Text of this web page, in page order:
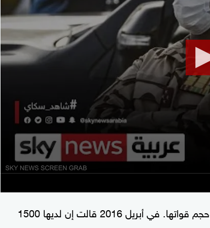
minute,
Volume
90%
تتباين التقديرات لقوة السلاح الذي تمتلكه الجبهة وحجم قواتها. في أبريل 2016 قالت إن لديها 1500